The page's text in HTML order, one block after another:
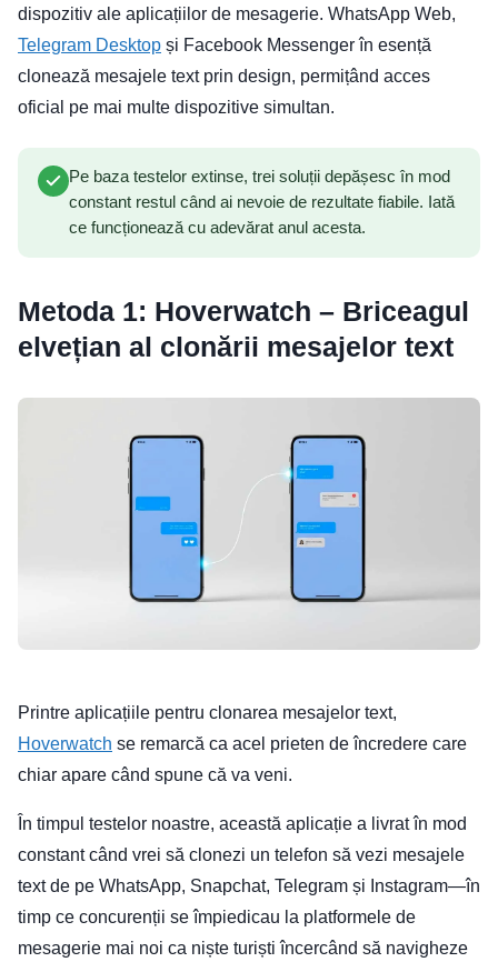
dispozitiv ale aplicațiilor de mesagerie. WhatsApp Web,
Telegram Desktop și Facebook Messenger în esență
clonează mesajele text prin design, permițând acces
oficial pe mai multe dispozitive simultan.
Pe baza testelor extinse, trei soluții depășesc în mod
constant restul când ai nevoie de rezultate fiabile. Iată
ce funcționează cu adevărat anul acesta.
Metoda 1: Hoverwatch – Briceagul
elvețian al clonării mesajelor text
Printre aplicațiile pentru clonarea mesajelor text,
Hoverwatch se remarcă ca acel prieten de încredere care
chiar apare când spune că va veni.
În timpul testelor noastre, această aplicație a livrat în mod
constant când vrei să clonezi un telefon să vezi mesajele
text de pe WhatsApp, Snapchat, Telegram și Instagram—în
timp ce concurenții se împiedicau la platformele de
mesagerie mai noi ca niște turiști încercând să navigheze